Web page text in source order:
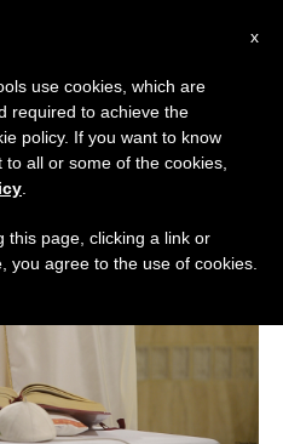
x
use cookies, which are
required to achieve the
policy. If you want to know
all or some of the cookies,
this page, clicking a link or
you agree to the use of cookies.